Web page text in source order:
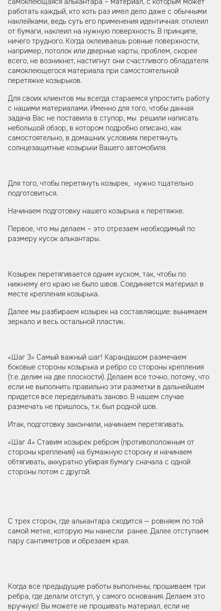
работать каждый, кто хоть раз имел дело даже с обычными
наклейками, ведь суть его применения идентичная: отклеил
от бумаги, наклеил на нужную поверхность. В принципе,
ничего трудного. Когда оклеиваешь ровные поверхности,
например, потолок или дверные карты, проблем, скорее
всего, не возникнет, настигнут они счастливого обладателя
самоклеющегося материала при самостоятельной
перетяжке козырьков.
Для своих клиентов мы всегда стараемся упростить работу
с нашими материалами. Именно для того, чтобы данная
задача Вас не поставила в ступор, мы решили написать
небольшой обзор, в котором подробно описано, как
самостоятельно, в домашних условиях перетянуть
солнцезащитные козырьки Вашего автомобиля.
Для того, чтобы перетянуть козырек, нужно тщательно
подготовиться.
Начинаем подготовку нашего козырька к перетяжке.
Первое, что мы делаем – это отрезаем необходимый по
размеру кусок алькантары.
Козырек перетягивается одним куском, так, чтобы по
нижнему его краю не было швов. Соединяется материал в
месте крепления козырька.
Далее мы разбираем козырек на составляющие: вынимаем
зеркало и весь остальной пластик.
«Шаг 3» Самый важный шаг! Карандашом размечаем
боковые стороны козырька и ребро со стороны крепления
(т.е. делим на две плоскости). Делаем все точно, потому, что
если не выполнить правильно эти разметки в дальнейшем
придется все переделывать заново. В нашем случае
размечать не пришлось, т.к. был родной шов.
Итак, подготовку закончили, начинаем перетягивать.
«Шаг 4» Ставим козырек ребром (противоположным от
стороны крепления) на бумажную сторону и начинаем
обтягивать, аккуратно убирая бумагу сначала с одной
стороны потом с другой.
С трех сторон, где алькантара сходится — ровняем по той
самой метке, которую мы нанесли ранее. Далее отступаем
пару сантиметров и обрезаем края.
Когда все предыдущие работы выполнены, прошиваем три
ребра, где делали отступ, у самого основания. Делаем это
вручную! Вы можете не прошивать материал, если не